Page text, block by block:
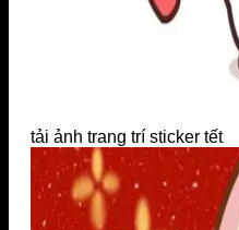
tải ảnh trang trí sticker tết